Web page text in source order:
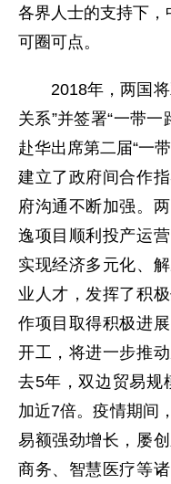
各界人士的支持下，
可圈可点。
2018年，两国
关系”并签署“一带
赴华出席第二届“一
建立了政府间合作
府沟通不断加强。
逸项目顺利投产运
实现经济多元化、
业人才，发挥了积
作项目取得积极进
开工，将进一步推
去5年，双边贸易规
加近7倍。疫情期间
易额强劲增长，屡
商务、智慧医疗等